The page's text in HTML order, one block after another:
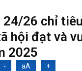
24/26 chỉ
hội đạt và
2025
- aA +